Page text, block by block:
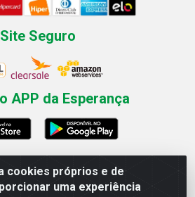
cookies próprios e de
uma experiência
Site Seguro
APP da Esperança
- Rua Professor Caldas Filho, 291 -